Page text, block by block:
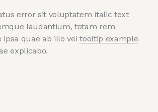
error sit voluptatem italic text
laudantium, totam rem
ipsa quae ab illo veitooltip example
explicabo.